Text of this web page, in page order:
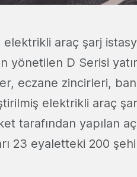
araç şarj
yönetilen D Serisi
eczane zincirleri,
elektrikli araç
tarafından yapılan
23 eyaletteki 200